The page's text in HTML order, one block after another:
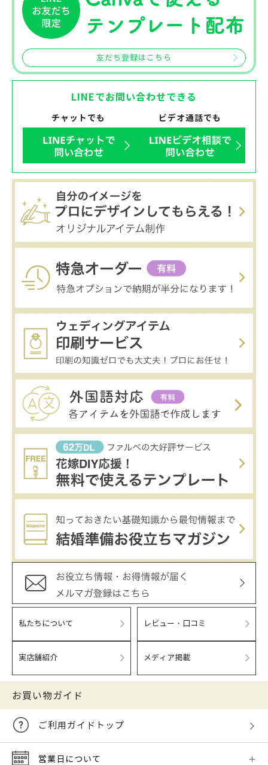
友だち登録はこちら
LINEでお問い合わせできる
チャットでも ビデオ通話でも
私たちについて レビュー・口コミ
実店舗紹介 メディア掲載
お買い物ガイド
ご利用ガイドトップ
営業日について